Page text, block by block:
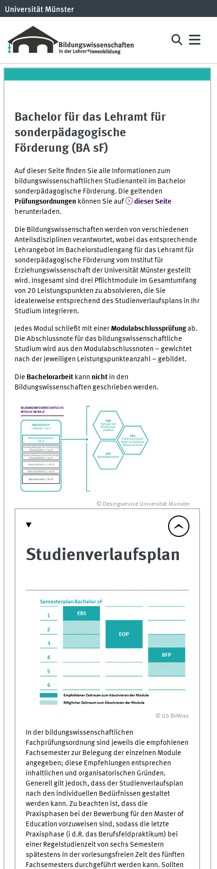
Bachelor für das Lehramt für
sonderpädagogische
Förderung (BA sF)
Auf dieser Seite finden Sie alle Informationen zum
bildungswissenschaftlichen Studienanteil im Bachelor
sonderpädagogische Förderung. Die geltenden
Prüfungsordnungen können Sie auf
dieser Seite
herunterladen.
Die Bildungswissenschaften werden von verschiedenen
Anteilsdisziplinen verantwortet, wobei das entsprechende
Lehrangebot im Bachelorstudiengang für das Lehramt für
sonderpädagogische Förderung vom Institut für
Erziehungswissenschaft der Universität Münster gestellt
wird. Insgesamt sind drei Pflichtmodule im Gesamtumfang
von 20 Leistungspunkten zu absolvieren, die Sie
idealerweise entsprechend des Studienverlaufsplans in Ihr
Studium integrieren.
Jedes Modul schließt mit einerModulabschlussprüfungab.
Die Abschlussnote für das bildungswissenschaftliche
Studium wird aus den Modulabschlussnoten – gewichtet
nach der jeweiligen Leistungspunkteanzahl – gebildet.
Die Bachelorarbeit kann nicht in den
Bildungswissenschaften geschrieben werden.
© Desingservice Universität Münster
Studienverlaufsplan
© GS BilWiss
In der bildungswissenschaftlichen
Fachprüfungsordnung sind jeweils die empfohlenen
Fachsemester zur Belegung der einzelnen Module
angegeben; diese Empfehlungen entsprechen
inhaltlichen und organisatorischen Gründen.
Generell gilt jedoch, dass der Studienverlaufsplan
nach den individuellen Bedürfnissen gestaltet
werden kann. Zu beachten ist, dass die
Praxisphasen bei der Bewerbung für den Master of
Education vorzuweisen sind, sodass die letzte
Praxisphase (i d.R. das Berufsfeldpraktikum) bei
einer Regelstudienzeit von sechs Semestern
spätestens in der vorlesungsfreien Zeit des fünften
Fachsemesters durchgeführt werden kann. Sollten